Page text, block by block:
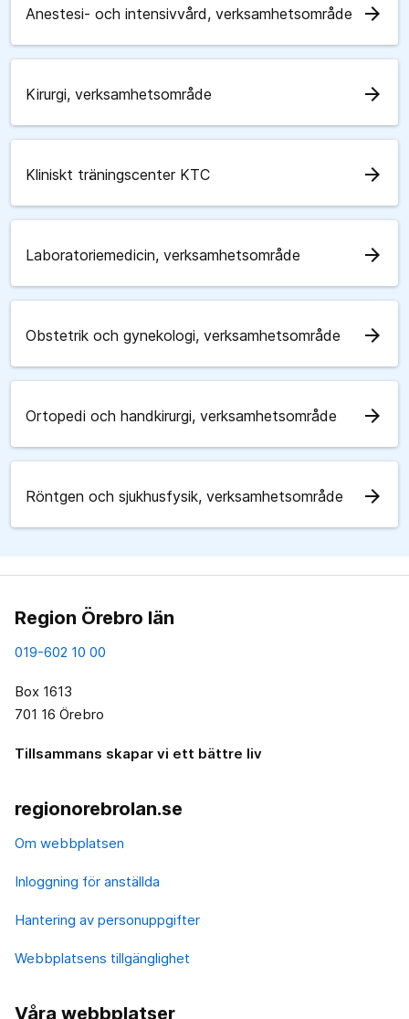
Anestesi- och intensivvård, verksamhetsområde arrow_forward
Kirurgi, verksamhetsområde arrow_forward
Kliniskt träningscenter KTC arrow_forward
Laboratoriemedicin, verksamhetsområde arrow_forward
Obstetrik och gynekologi, verksamhetsområde arrow_forward
Ortopedi och handkirurgi, verksamhetsområde arrow_forward
Röntgen och sjukhusfysik, verksamhetsområde arrow_forward
Region Örebro län
019-602 10 00
Box 1613
701 16 Örebro
Tillsammans skapar vi ett bättre liv
regionorebrolan.se
Om webbplatsen
Inloggning för anställda
Hantering av personuppgifter
Webbplatsens tillgänglighet
Våra webbplatser